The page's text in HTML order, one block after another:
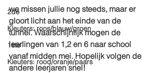
2de
Kleuters: roos/blauw/groen
1ste
Kleuters: rood/oranje/paars
we missen jullie nog steeds, maar er
gloort licht aan het einde van de
tunnel. Waarschijnlijk mogen de
leerlingen van 1,2 en 6 naar school
vanaf midden mei. Hopelijk volgen de
andere leerjaren snel!